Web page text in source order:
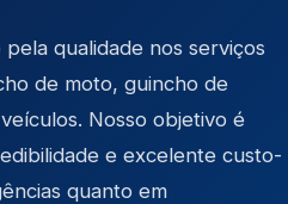
qualidade nos serviços
de moto, guincho de
. Nosso objetivo é
e excelente custo-
quanto em